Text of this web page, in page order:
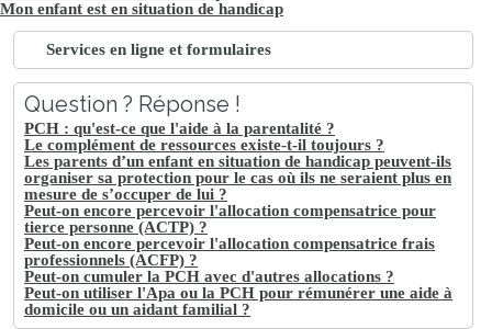
Mon enfant est en situation de handicap
Services en ligne et formulaires
Question ? Réponse !
PCH : qu'est-ce que l'aide à la parentalité ?
Le complément de ressources existe-t-il toujours ?
Les parents d’un enfant en situation de handicap peuvent-ils
organiser sa protection pour le cas où ils ne seraient plus en
mesure de s’occuper de lui ?
Peut-on encore percevoir l'allocation compensatrice pour
tierce personne (ACTP) ?
Peut-on encore percevoir l'allocation compensatrice frais
professionnels (ACFP) ?
Peut-on cumuler la PCH avec d'autres allocations ?
Peut-on utiliser l'Apa ou la PCH pour rémunérer une aide à
domicile ou un aidant familial ?